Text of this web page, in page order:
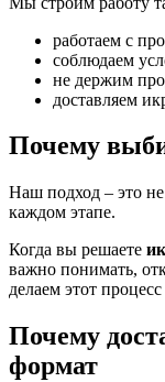
работаем с
соблюдаем
не держим
доставляем
Почему
Наш подход – это не
каждом этапе.
Когда вы решаете
важно понимать,
делаем этот
Почему
формат